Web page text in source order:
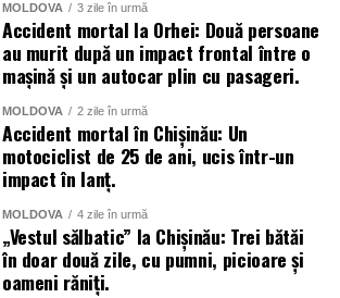
MOLDOVA 3 zile în urmă
Accident mortal la Orhei: Două persoane
au murit după un impact frontal între o
mașină și un autocar plin cu pasageri.
MOLDOVA 2 zile în urmă
Accident mortal în Chișinău: Un
motociclist de 25 de ani, ucis într-un
impact în lanț.
MOLDOVA 4 zile în urmă
„Vestul sălbatic” la Chișinău: Trei bătăi
în doar două zile, cu pumni, picioare și
oameni răniți.